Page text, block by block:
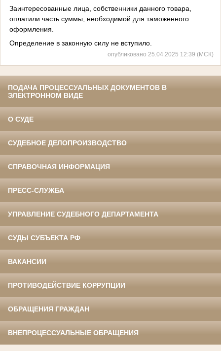
Заинтересованные лица, собственники данного товара,
оплатили часть суммы, необходимой для таможенного
оформления.
Определение в законную силу не вступило.
опубликовано 25.04.2025 12:39 (МСК)
ПОДАЧА ПРОЦЕССУАЛЬНЫХ ДОКУМЕНТОВ В
ЭЛЕКТРОННОМ ВИДЕ
О СУДЕ
СУДЕБНОЕ ДЕЛОПРОИЗВОДСТВО
СПРАВОЧНАЯ ИНФОРМАЦИЯ
ПРЕСС-СЛУЖБА
УПРАВЛЕНИЕ СУДЕБНОГО ДЕПАРТАМЕНТА
СУДЫ СУБЪЕКТА РФ
ВАКАНСИИ
ПРОТИВОДЕЙСТВИЕ КОРРУПЦИИ
ОБРАЩЕНИЯ ГРАЖДАН
ВНЕПРОЦЕССУАЛЬНЫЕ ОБРАЩЕНИЯ